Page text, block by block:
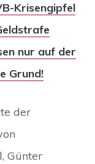
Krisengipfel
nur auf der
Grund!
der
Günter